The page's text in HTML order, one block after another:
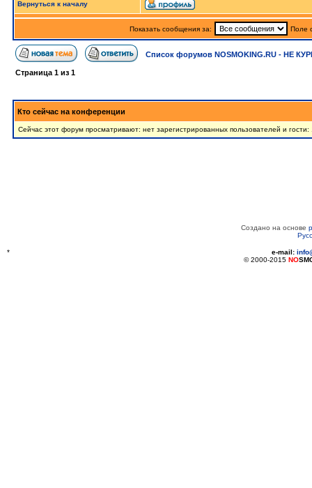
Вернуться к началу
Показать сообщения за: Поле
Список форумов NOSMOKING.RU - НЕ
Страница 1 из 1
Кто сейчас на конференции
Сейчас этот форум просматривают: нет зарегистрированных пользователей и гости:
Создано на основе
* e-mail:
© 2000-2015 NO